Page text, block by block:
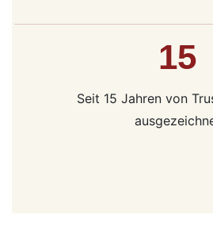
15
Seit 15 Jahren von